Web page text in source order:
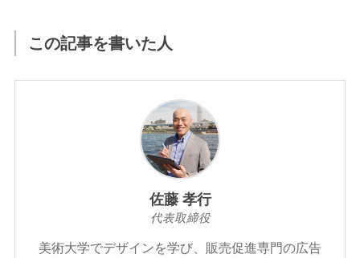
この記事を書いた人
佐藤 孝行
代表取締役
美術大学でデザインを学び、販売促進専門の広告